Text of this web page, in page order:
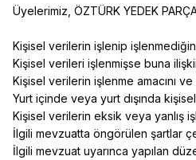
Üyelerimiz, ÖZTÜRK YEDEK
Kişisel verilerin işlenip
Kişisel verileri işlenmişse buna
Kişisel verilerin işlenme amacını ve
Yurt içinde veya yurt dışında
Kişisel verilerin eksik veya yanlış
İlgili mevzuatta öngörülen şartlar
İlgili mevzuat uyarınca yapılan